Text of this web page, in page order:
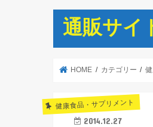
通販サイ
HOME カテゴリー
健康食品・サプリメント
2014.12.27